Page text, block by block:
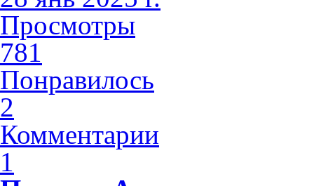
Просмотры
781
Понравилось
2
Комментарии
1